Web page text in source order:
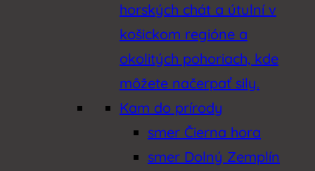
horských chát a útulní v
košickom regióne a
okolitých pohoriach, kde
môžete načerpať sily.
Kam do prírody
smer Čierna hora
smer Dolný Zemplín